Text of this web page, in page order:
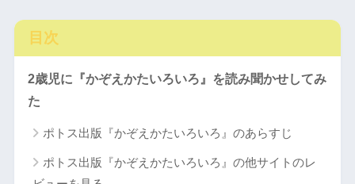
目次
2歳児に『かぞえかたいろいろ』を読み聞かせしてみ
た
ポトス出版『かぞえかたいろいろ』のあらすじ
ポトス出版『かぞえかたいろいろ』の他サイトのレ